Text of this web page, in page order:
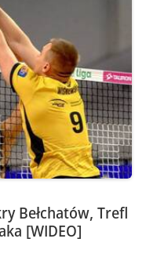
Bełchatów, Trefl
[WIDEO]